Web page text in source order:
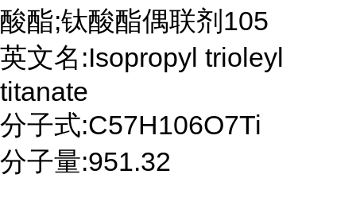
酸酯;钛酸酯偶联剂105
英文名:Isopropyl trioleyl
titanate
分子式:C57H106O7Ti
分子量:951.32